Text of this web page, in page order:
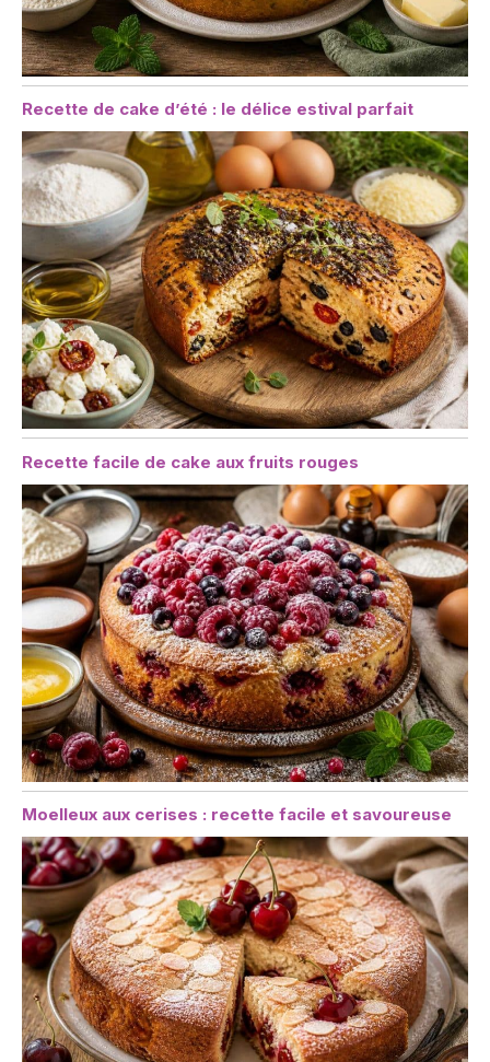
Recette de cake d’été : le délice estival parfait
Recette facile de cake aux fruits rouges
Moelleux aux cerises : recette facile et savoureuse